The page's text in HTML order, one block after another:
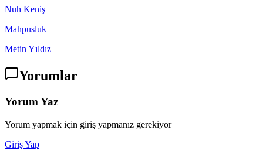
Nuh Keniş
Mahpusluk
Metin Yıldız
Yorumlar
Yorum Yaz
Yorum yapmak için giriş yapmanız gerekiyor
Giriş Yap